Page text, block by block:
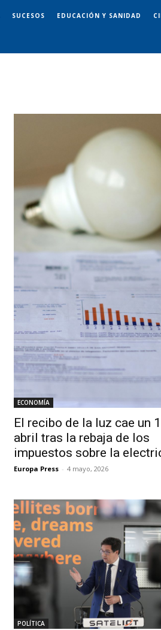
SUCESOS EDUCACIÓN Y SANIDAD
ECONOMÍA
El recibo de la luz cae un
abril tras la rebaja de los
impuestos sobre la
Europa Press - 4 mayo, 2026
POLÍTICA